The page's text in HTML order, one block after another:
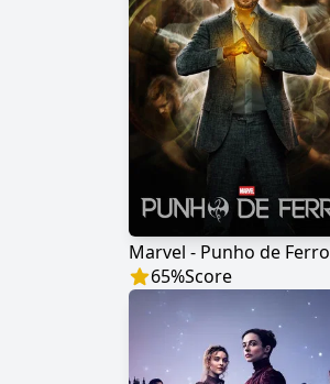
Marvel - Punho de Ferro
65%Score